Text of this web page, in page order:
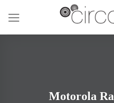
content
Motorola